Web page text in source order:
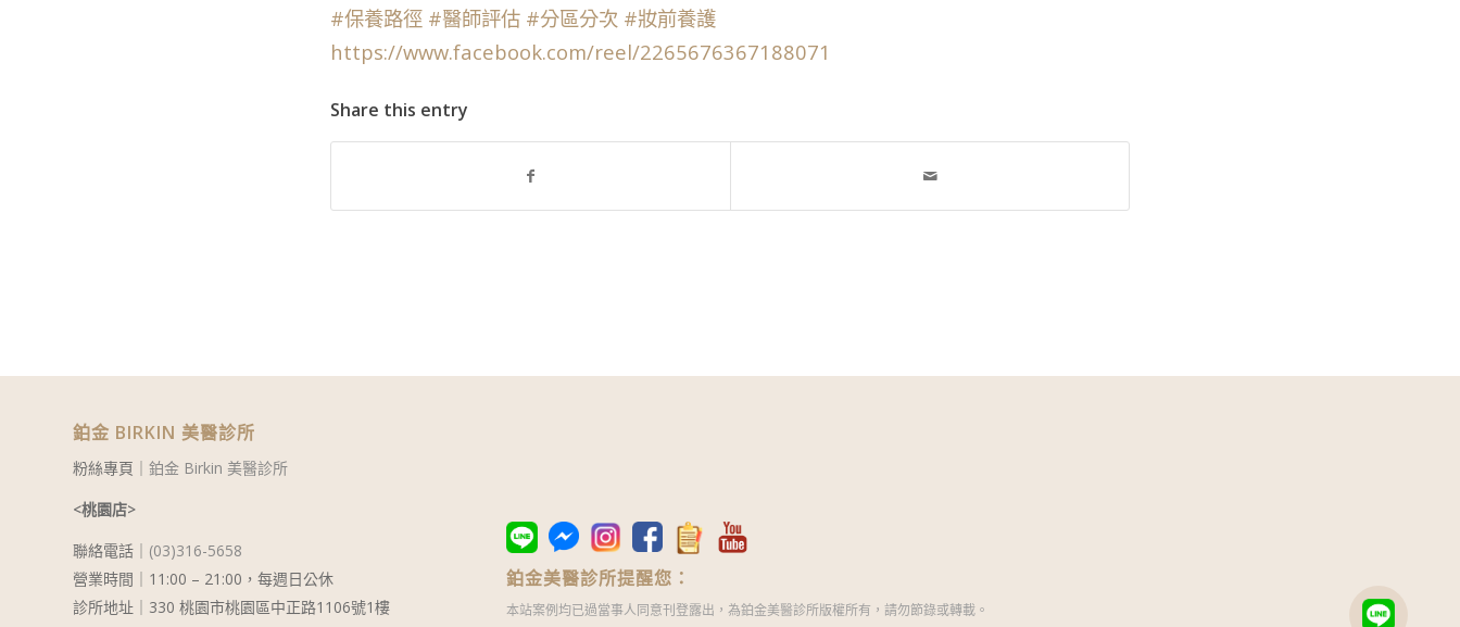
#保養路徑 #醫師評估 #分區分次 #妝前養護
https://www.facebook.com/reel/2265676367188071
Share this entry
鉑金 BIRKIN 美醫診所
粉絲專頁｜ 鉑金 Birkin 美醫診所
<桃園店>
聯絡電話｜ (03)316-5658
營業時間｜11:00 – 21:00，每週日公休
診所地址｜330 桃園市桃園區中正路1106號1樓
鉑金美醫診所提醒您：
本站案例均已過當事人同意刊登露出，為鉑金美醫診所版權所有，請勿節錄或轉載。